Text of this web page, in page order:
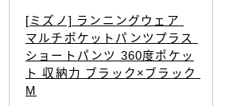
[ミズノ] ランニングウェア
マルチポケットパンツプラス
ショートパンツ 360度ポケッ
ト 収納力 ブラック×ブラック
M